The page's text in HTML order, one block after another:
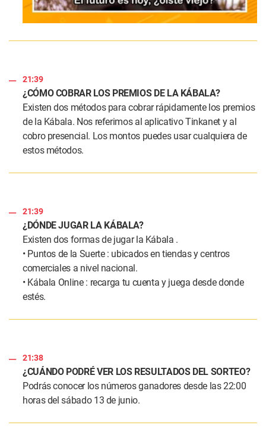
21:39
¿CÓMO COBRAR LOS PREMIOS DE LA KÁBALA?
Existen dos métodos para cobrar rápidamente los premios
de la Kábala. Nos referimos al aplicativo Tinkanet y al
cobro presencial. Los montos puedes usar cualquiera de
estos métodos.
21:39
¿DÓNDE JUGAR LA KÁBALA?
Existen dos formas de jugar la Kábala .
• Puntos de la Suerte : ubicados en tiendas y centros
comerciales a nivel nacional.
• Kábala Online : recarga tu cuenta y juega desde donde
estés.
21:38
¿CUÁNDO PODRÉ VER LOS RESULTADOS DEL SORTEO?
Podrás conocer los números ganadores desde las 22:00
horas del sábado 13 de junio.